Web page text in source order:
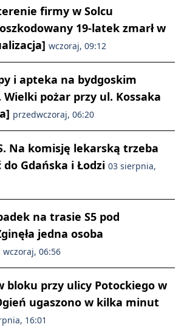
firmy w Solcu
19-latek zmarł w
wczoraj, 09:12
i apteka na bydgoskim
Wielki pożar przy ul. Kossaka
przedwczoraj, 06:20
Na komisję lekarską trzeba
do Gdańska i Łodzi 03 sierpnia,
na trasie S5 pod
jedna osoba
wczoraj, 06:56
bloku przy ulicy Potockiego w
ugaszono w kilka minut
16:01